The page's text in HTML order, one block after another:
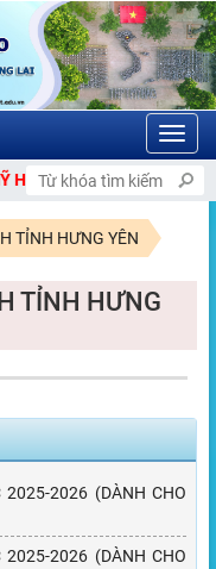
TỈNH HƯNG YÊN
TỈNH HƯNG
2026 (DÀNH CHO
2026 (DÀNH CHO